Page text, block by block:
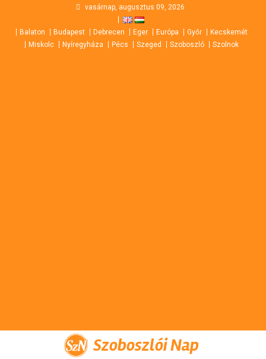
content
vasárnap, augusztus 09, 2026
Balaton Budapest Debrecen Eger Európa Győr
Kecskemét
Miskolc
Nyíregyháza Pécs Szeged Szoboszló Szolnok
Szoboszlói Nap